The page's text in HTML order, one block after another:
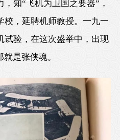
知“飞机为卫国之要器”，
校，延聘机师教授。一九一
试验，在这次盛举中，出现
是张侠魂。